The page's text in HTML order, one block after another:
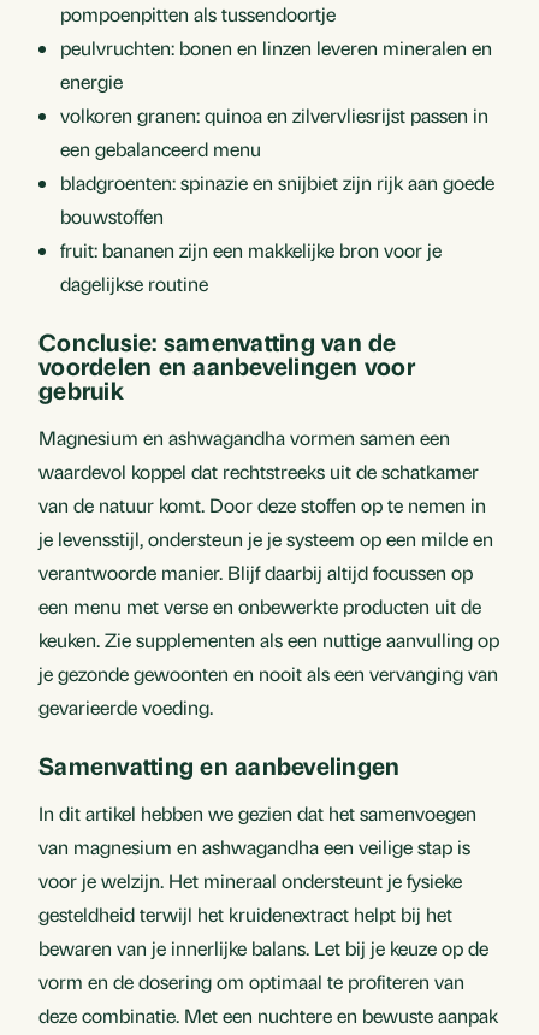
pompoenpitten als tussendoortje
peulvruchten: bonen en linzen leveren mineralen en
energie
volkoren granen: quinoa en zilvervliesrijst passen in
een gebalanceerd menu
bladgroenten: spinazie en snijbiet zijn rijk aan goede
bouwstoffen
fruit: bananen zijn een makkelijke bron voor je
dagelijkse routine
Conclusie: samenvatting van de
voordelen en aanbevelingen voor
gebruik
Magnesium en ashwagandha vormen samen een
waardevol koppel dat rechtstreeks uit de schatkamer
van de natuur komt. Door deze stoffen op te nemen in
je levensstijl, ondersteun je je systeem op een milde en
verantwoorde manier. Blijf daarbij altijd focussen op
een menu met verse en onbewerkte producten uit de
keuken. Zie supplementen als een nuttige aanvulling op
je gezonde gewoonten en nooit als een vervanging van
gevarieerde voeding.
Samenvatting en aanbevelingen
In dit artikel hebben we gezien dat het samenvoegen
van magnesium en ashwagandha een veilige stap is
voor je welzijn. Het mineraal ondersteunt je fysieke
gesteldheid terwijl het kruidenextract helpt bij het
bewaren van je innerlijke balans. Let bij je keuze op de
vorm en de dosering om optimaal te profiteren van
deze combinatie. Met een nuchtere en bewuste aanpak